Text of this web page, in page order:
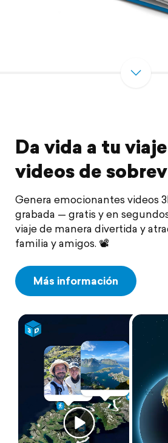
Da vida a tu
videos de
Genera emocionantes videos
grabada — gratis y en
viaje de manera divertida y
familia y amigos. 📽️
Más información